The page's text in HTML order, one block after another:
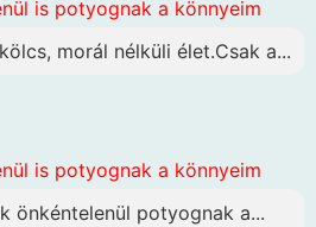
is potyognak a könnyeim
morál nélküli élet.Csak a...
is potyognak a könnyeim
önkéntelenül potyognak a...